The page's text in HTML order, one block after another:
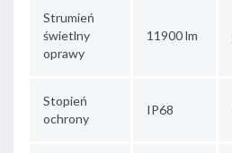
Strumień
świetlny
oprawy
11900 lm
Stopień
ochrony
IP68